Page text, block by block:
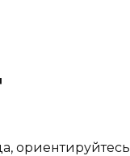
ориентируйтесь